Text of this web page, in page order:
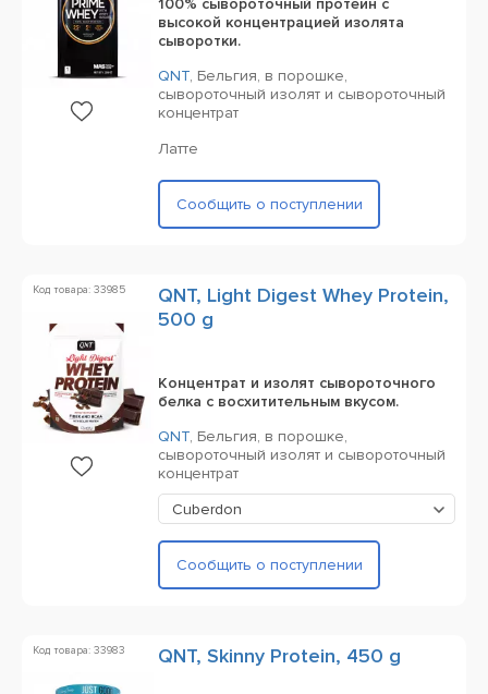
100% сывороточный протеин с
высокой концентрацией изолята
сыворотки.
QNT, Бельгия, в порошке,
сывороточный изолят и сывороточный
концентрат
Латте
Сообщить о поступлении
Код товара: 33985
QNT, Light Digest Whey Protein,
500 g
Концентрат и изолят сывороточного
белка с восхитительным вкусом.
QNT, Бельгия, в порошке,
сывороточный изолят и сывороточный
концентрат
Cuberdon
Сообщить о поступлении
Код товара: 33983 QNT, Skinny Protein, 450 g